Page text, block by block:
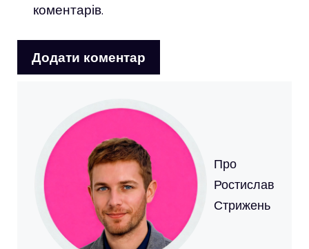
коментарів.
Про
Ростислав
Стрижень